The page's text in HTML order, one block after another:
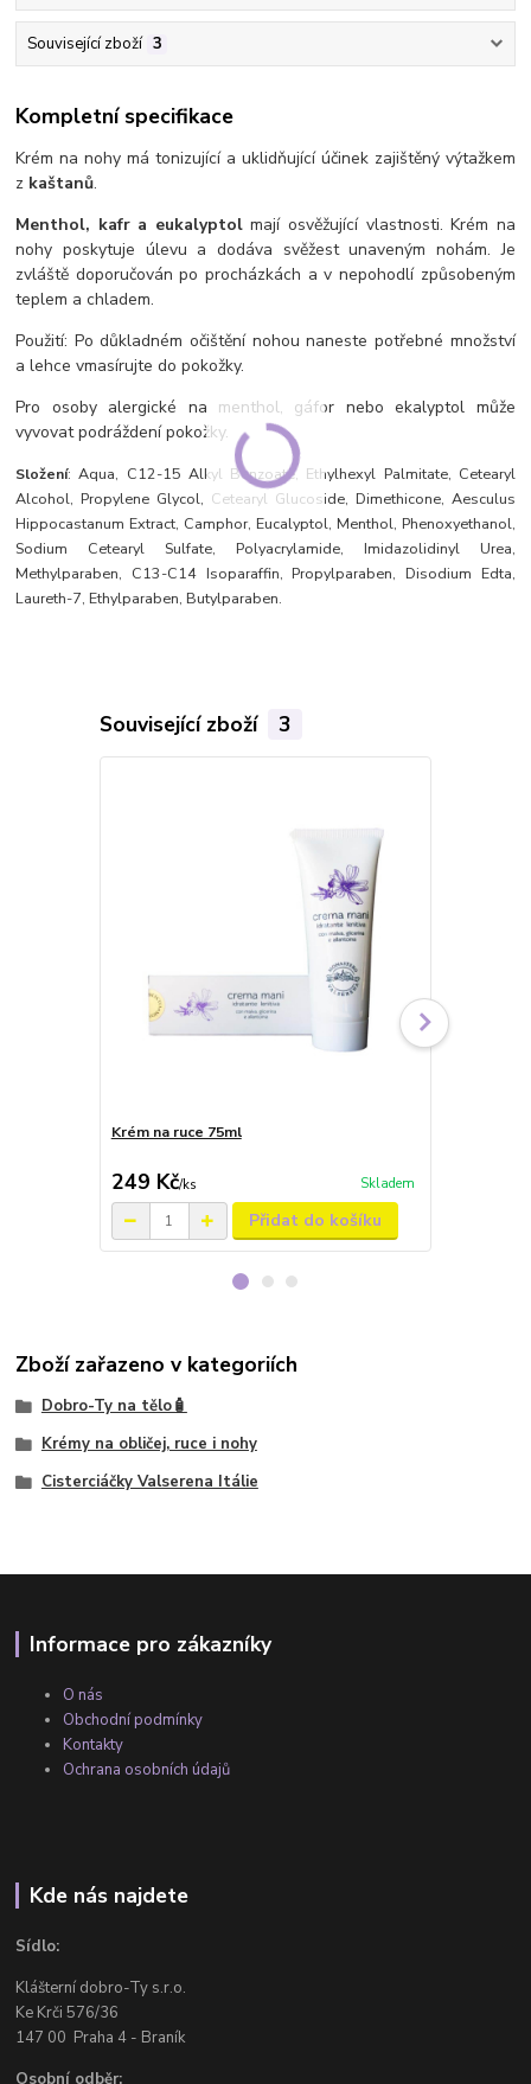
Související zboží 3
Kompletní specifikace
Krém na nohy má tonizující a uklidňující účinek zajištěný výtažkem
z kaštanů.
Menthol, kafr a eukalyptolmají osvěžující vlastnosti. Krém na
nohy poskytuje úlevu a dodáva svěžest unaveným nohám. Je
zvláště doporučován po procházkách a v nepohodlí způsobeným
teplem a chladem.
Použití: Po důkladném očištění nohou naneste potřebné množství
a lehce vmasírujte do pokožky.
Pro osoby alergické na menthol, gáfor nebo ekalyptol může
vyvovat podráždení pokožky.
Složení: Aqua, C12-15 Alkyl Benzoate, Ethylhexyl Palmitate, Cetearyl
Alcohol, Propylene Glycol, Cetearyl Glucoside, Dimethicone, Aesculus
Hippocastanum Extract, Camphor, Eucalyptol, Menthol, Phenoxyethanol,
Sodium Cetearyl Sulfate, Polyacrylamide, Imidazolidinyl Urea,
Methylparaben, C13-C14 Isoparaffin, Propylparaben, Disodium Edta,
Laureth-7, Ethylparaben, Butylparaben.
Související zboží 3
Krém na ruce 75ml
249 Kč/ks Skladem
Přidat do košíku
Zboží zařazeno v kategoriích
Dobro-Ty na tělo🧴
Krémy na obličej, ruce i nohy
Cisterciáčky Valserena Itálie
Informace pro zákazníky
O nás
Obchodní podmínky
Kontakty
Ochrana osobních údajů
Kde nás najdete
Sídlo:
Klášterní dobro-Ty s.r.o.
Ke Krči 576/36
147 00 Praha 4 - Braník
Osobní odběr: